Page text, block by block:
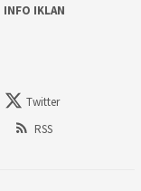
INFO IKLAN
Twitter
RSS